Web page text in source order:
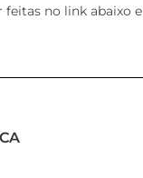
feitas no link abaixo